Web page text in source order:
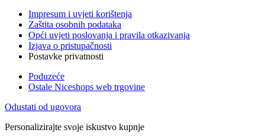
Impresum i uvjeti korištenja
Zaštita osobnih podataka
Opći uvjeti poslovanja i pravila otkazivanja
Izjava o pristupačnosti
Postavke privatnosti
Poduzeće
Ostale Niceshops web trgovine
Odustati od ugovora
Personalizirajte svoje iskustvo kupnje